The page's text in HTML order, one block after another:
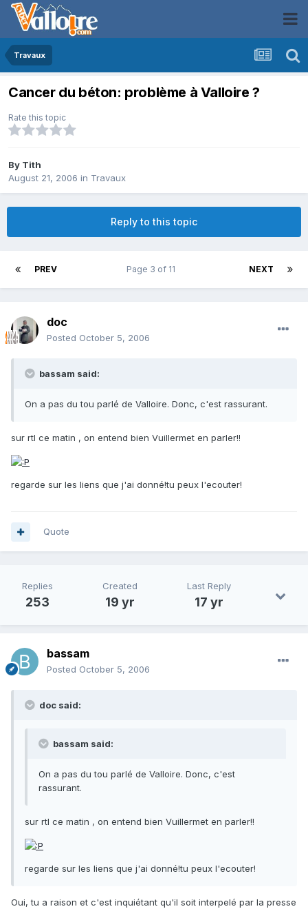
Travaux
Cancer du béton: problème à Valloire ?
Rate this topic
By Tith
August 21, 2006 in Travaux
Reply to this topic
PREV NEXT
Page 3 of 11
doc
Posted October 5, 2006
bassam said:
On a pas du tou parlé de Valloire. Donc, c'est rassurant.
sur rtl ce matin , on entend bien Vuillermet en parler!!
regarde sur les liens que j'ai donné!tu peux l'ecouter!
Quote
Replies
253
Created
19 yr
Last Reply
17 yr
bassam
Posted October 5, 2006
doc said:
bassam said:
On a pas du tou parlé de Valloire. Donc, c'est
rassurant.
sur rtl ce matin , on entend bien Vuillermet en parler!!
regarde sur les liens que j'ai donné!tu peux l'ecouter!
Oui, tu a raison et c'est inquiétant qu'il soit interpelé par la presse